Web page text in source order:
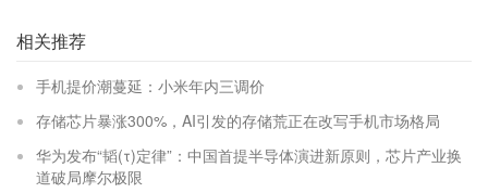
相关推荐
手机提价潮蔓延：小米年内三调价
存储芯片暴涨300%，AI引发的存储荒正在改写手机市场格局
华为发布“韬(τ)定律”：中国首提半导体演进新原则，芯片产业换
道破局摩尔极限